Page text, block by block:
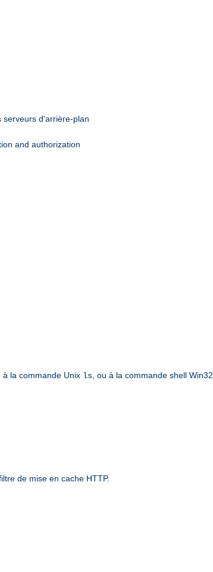
serveurs d'arrière-plan
and authorization
la commande Unix ls , ou à la commande shell Win32
de mise en cache HTTP.